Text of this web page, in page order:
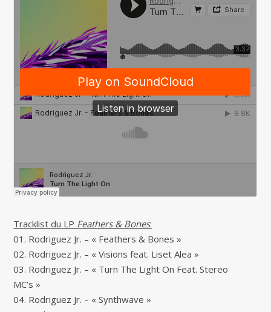
Tracklist du LP Feathers & Bones:
01. Rodriguez Jr. – « Feathers & Bones »
02. Rodriguez Jr. – « Visions feat. Liset Alea »
03. Rodriguez Jr. – « Turn The Light On Feat. Stereo
MC’s »
04. Rodriguez Jr. – « Synthwave »